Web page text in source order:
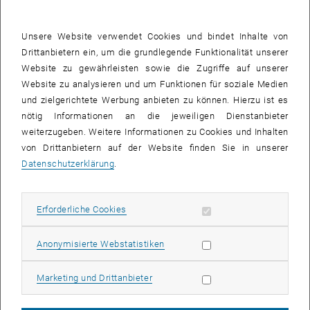
Übergangsbogens am Beispiel
der Wiener Straßenbahn
, öffnet
Viktor Plank
Dimensionierung von
Gepäckablagen in Reisezügen,
Gerhard
Zweisystemfahrzeugen am
Beispiel der Wiener Linien
Gerfried
Kerstein
Einfluss moderner
Eisenbahnfahrzeuge auf
Sicherungsanlagen im
Eisenbahnbetrieb, öffnet eine
Unsere Website verwendet Cookies und bindet Inhalte von
Drittanbietern ein, um die grundlegende Funktionalität unserer
Website zu gewährleisten sowie die Zugriffe auf unserer
Website zu analysieren und um Funktionen für soziale Medien
und zielgerichtete Werbung anbieten zu können. Hierzu ist es
nötig Informationen an die jeweiligen Dienstanbieter
weiterzugeben. Weitere Informationen zu Cookies und Inhalten
von Drittanbietern auf der Website finden Sie in unserer
Datenschutzerklärung
Erforderliche Cookies Erforderliche Cookies zulassen
Anonymisierte WebstatistikenStatistik Cookies zulassen
Marketing und DrittanbieterMarketing Cookies zulassen